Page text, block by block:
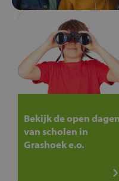
Bekijk de open dagen
van scholen in
Grashoek e.o.